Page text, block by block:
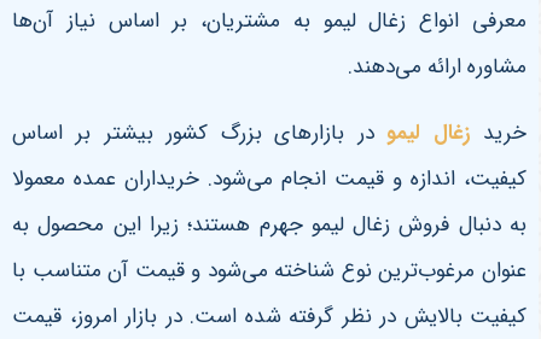
معرفی انواع زغال لیمو به مشتریان، بر اساس نیاز آن‌ها
مشاوره ارائه می‌دهند.
خرید زغال لیمو در بازارهای بزرگ کشور بیشتر بر اساس
کیفیت، اندازه و قیمت انجام می‌شود. خریداران عمده معمولا
به دنبال فروش زغال لیمو جهرم هستند؛ زیرا این محصول به
عنوان مرغوب‌ترین نوع شناخته می‌شود و قیمت آن متناسب با
کیفیت بالایش در نظر گرفته شده است. در بازار امروز، قیمت